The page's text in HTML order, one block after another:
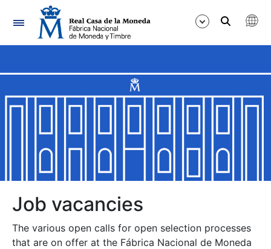
Navigation
Show/Hide
Show/Hide
Show/Hide
Show/Hide
Job vacancies
The various open calls for open selection processes
that are on offer at the Fábrica Nacional de Moneda